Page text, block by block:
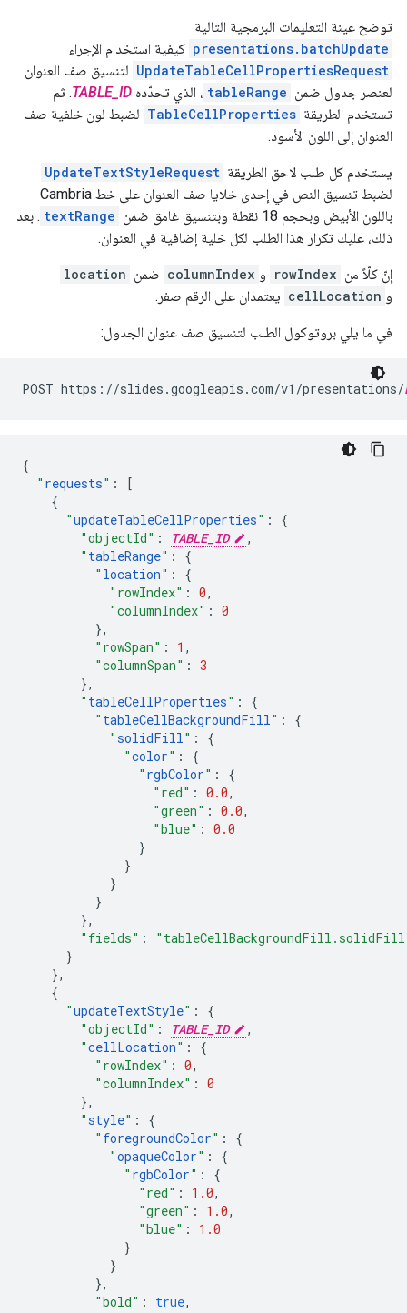
توضح عينة التعليمات البرمجية التالية
presentations.batchUpdate كيفية استخدام الإجراء
UpdateTableCellPropertiesRequest لتنسيق صف العنوان
لعنصر جدول ضمن tableRange ، الذي تحدّده TABLE_ID. ثم
تستخدم الطريقة TableCellProperties لضبط لون خلفية صف
العنوان إلى اللون الأسود.
يستخدم كل طلب لاحق الطريقة UpdateTextStyleRequest
لضبط تنسيق النص في إحدى خلايا صف العنوان على خط Cambria
باللون الأبيض وبحجم 18 نقطة وبتنسيق غامق ضمن
textRange . بعد
ذلك، عليك تكرار هذا الطلب لكل خلية إضافية في العنوان.
إنّ كلّاً من rowIndex و columnIndex ضمن location
و cellLocation يعتمدان على الرقم صفر.
في ما يلي بروتوكول الطلب لتنسيق صف عنوان الجدول:
POST https://slides.googleapis.com/v1/presentations/
{
" requests" :
[
{
"updateTableCellProperties" :
{
"objectId" : TABLE_ID
,
" tableRange" :
{
" location" :
{
"rowIndex" : 0,
"columnIndex" : 0
},
"rowSpan" : 1 ,
"columnSpan" : 3
},
" tableCellProperties" :
{
" tableCellBackgroundFill" :
{
"solidFill" :
{
"color" :
{
" rgbColor" :
{
"red" : 0.0,
"green" : 0.0,
"blue" : 0.0
}
}
}
}
},
"fields" :
}
},
{
"updateTextStyle" :
{
"objectId" : TABLE_ID
,
"cellLocation" :
{
"rowIndex" : 0,
"columnIndex" : 0
},
"style" :
{
" foregroundColor" :
{
"opaqueColor" :
{
" rgbColor" :
{
"red" : 1.0,
"green" : 1.0,
"blue" :
1.0
}
}
},
"bold" : true,